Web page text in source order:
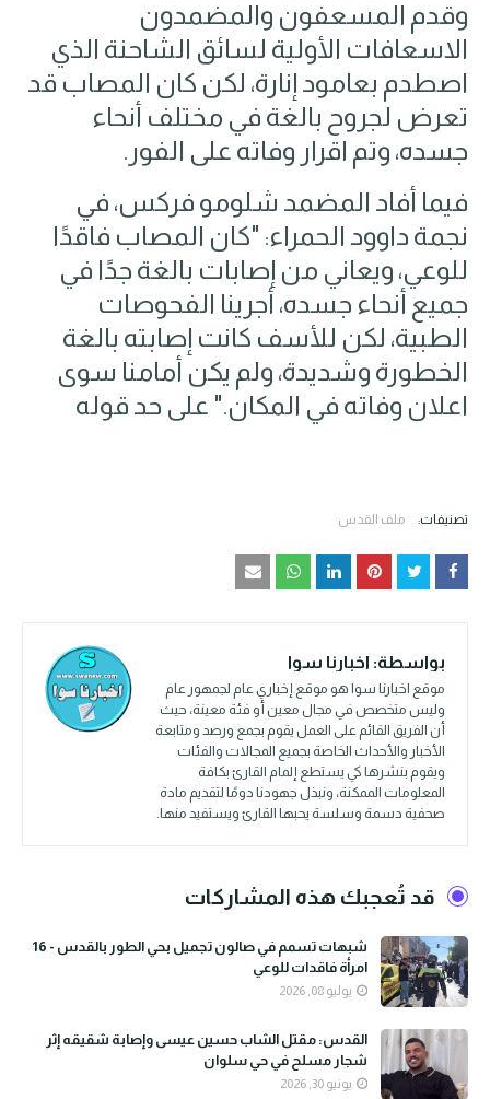
وقدم المسعفون والمضمدون
الاسعافات الأولية لسائق الشاحنة الذي
اصطدم بعامود إنارة، لكن كان المصاب قد
تعرض لجروح بالغة في مختلف أنحاء
جسده، وتم اقرار وفاته على الفور.
فيما أفاد المضمد شلومو فركس، في
نجمة داوود الحمراء: "كان المصاب فاقدًا
للوعي، ويعاني من إصابات بالغة جدًا في
جميع أنحاء جسده، أجرينا الفحوصات
الطبية، لكن للأسف كانت إصابته بالغة
الخطورة وشديدة، ولم يكن أمامنا سوى
اعلان وفاته في المكان." على حد قوله
تصنيفات: ملف القدس
بواسطة: اخبارنا سوا
موقع اخبارنا سوا هو موقع إخباري عام لجمهور عام
وليس متخصص في مجال معين أو فئة معينة، حيث
أن الفريق القائم على العمل يقوم بجمع ورصد ومتابعة
الأخبار والأحداث الخاصة بجميع المجالات والفئات
ويقوم بنشرها كي يستطع إلمام القارئ بكافة
المعلومات الممكنة، ونبذل جهودنا دومًا لتقديم مادة
صحفية دسمة وسلسة يحبها القارئ ويستفيد منها.
قد تُعجبك هذه المشاركات
شبهات تسمم في صالون تجميل بحي الطور بالقدس - 16
امرأة فاقدات للوعي
يوليو 08, 2026
القدس: مقتل الشاب حسين عيسى وإصابة شقيقه إثر
شجار مسلح في حي سلوان
يونيو 30, 2026